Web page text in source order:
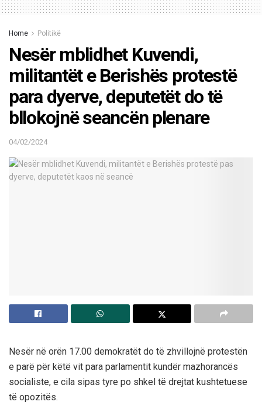
Home Politikë
Nesër mblidhet Kuvendi,
militantët e Berishës protestë
para dyerve, deputetët do të
bllokojnë seancën plenare
04/02/2024
Nesër në orën 17.00 demokratët do të zhvillojnë protestën
e parë për këtë vit para parlamentit kundër mazhorancës
socialiste, e cila sipas tyre po shkel të drejtat kushtetuese
të opozitës.